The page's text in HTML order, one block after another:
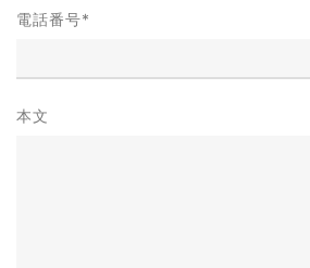
電話番号*
本文